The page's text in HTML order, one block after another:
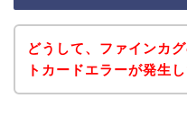
どうして、ファインカ
トカードエラーが発生